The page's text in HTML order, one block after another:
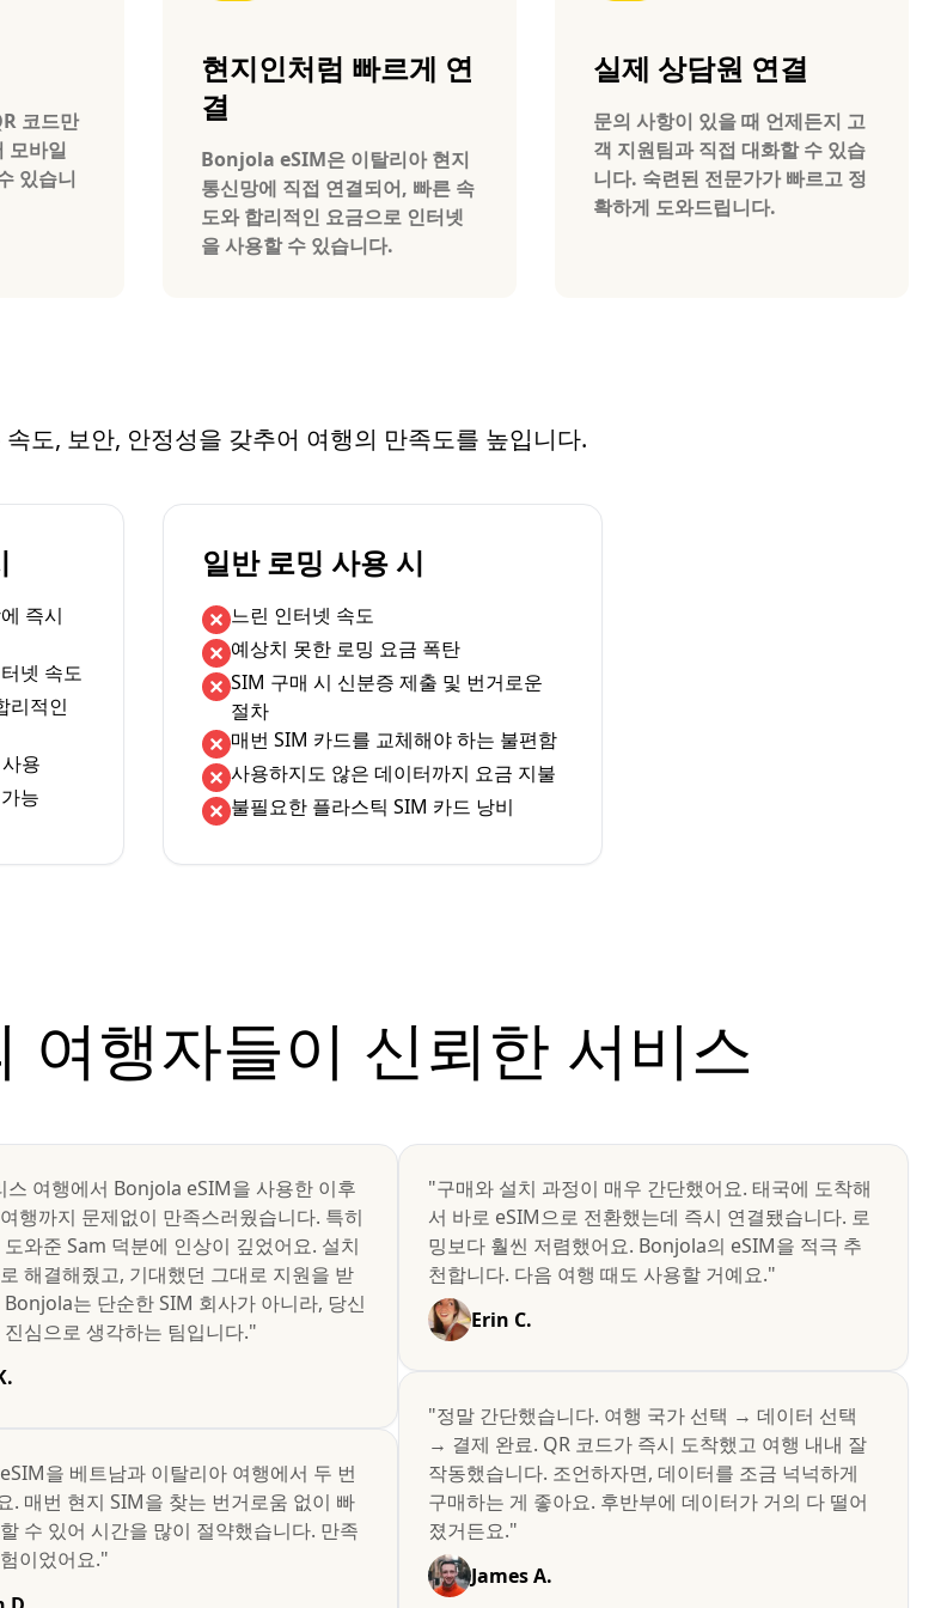
코드만
모바일
있습니
현지인처럼 빠르게 연
결
Bonjola eSIM은 이탈리아 현지
통신망에 직접 연결되어, 빠른 속
도와 합리적인 요금으로 인터넷
을 사용할 수 있습니다.
실제 상담원 연결
문의 사항이 있을 때 언제든지 고
객 지원팀과 직접 대화할 수 있습
니다. 숙련된 전문가가 빠르고 정
확하게 도와드립니다.
도, 보안, 안정성을 갖추어 여행의 만족도를 높입니다.
즉시
넷 속도
리적인
용
능
일반 로밍 사용 시
느린 인터넷 속도
예상치 못한 로밍 요금 폭탄
SIM 구매 시 신분증 제출 및 번거로운
절차
매번 SIM 카드를 교체해야 하는 불편함
사용하지도 않은 데이터까지 요금 지불
불필요한 플라스틱 SIM 카드 낭비
여행자들이 신뢰한 서비스
스 여행에서 Bonjola eSIM을 사용한 이후
행까지 문제없이 만족스러웠습니다. 특히
와준 Sam 덕분에 인상이 깊었어요. 설치
해결해줬고, 기대했던 그대로 지원을 받
Bonjola는 단순한 SIM 회사가 아니라, 당신
심으로 생각하는 팀입니다."
을 베트남과 이탈리아 여행에서 두 번
. 매번 현지 SIM을 찾는 번거로움 없이 빠
수 있어 시간을 많이 절약했습니다. 만족
이었어요."
"구매와 설치 과정이 매우 간단했어요. 태국에 도착해
서 바로 eSIM으로 전환했는데 즉시 연결됐습니다. 로
밍보다 훨씬 저렴했어요. Bonjola의 eSIM을 적극 추
천합니다. 다음 여행 때도 사용할 거예요."
Erin C.
"정말 간단했습니다. 여행 국가 선택 → 데이터 선택
→ 결제 완료. QR 코드가 즉시 도착했고 여행 내내 잘
작동했습니다. 조언하자면, 데이터를 조금 넉넉하게
구매하는 게 좋아요. 후반부에 데이터가 거의 다 떨어
졌거든요."
James A.